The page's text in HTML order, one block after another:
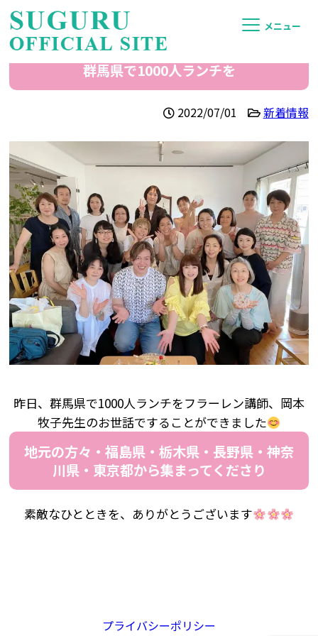
メニュー
群馬県で1000人ランチを
2022/07/01 新着情報
昨日、群馬県で1000人ランチをフラーレン講師、岡本
牧子先生のお世話ですることができました
地元の方々・福島県・栃木県・長野県・神奈
川県・東京都から集まってくださり
素敵なひとときを、ありがとうございます
プライバシーポリシー